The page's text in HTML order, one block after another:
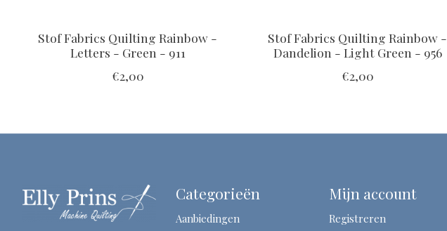
Stof Fabrics Quilting Rainbow -
Letters - Green - 911
€2,00
Stof Fabrics Quilting Rainbow -
Dandelion - Light Green - 956
€2,00
Categorieën
Aanbiedingen
Mijn account
Registreren